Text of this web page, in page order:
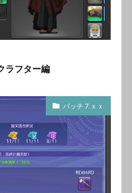
ラフター編
パッチ 7.ｘｘ